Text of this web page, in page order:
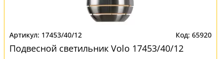
17453/40/12 65920
Подвесной светильник Volo 17453/40/12